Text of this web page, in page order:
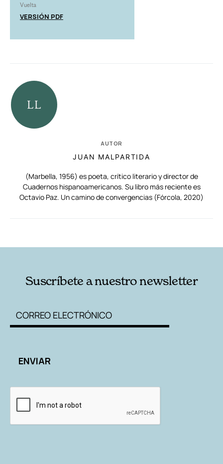
Vuelta
VERSIÓN PDF
AUTOR
JUAN MALPARTIDA
(Marbella, 1956) es poeta, crítico literario y director de
Cuadernos hispanoamericanos. Su libro más reciente es
Octavio Paz. Un camino de convergencias (Fórcola, 2020)
Suscríbete a nuestro newsletter